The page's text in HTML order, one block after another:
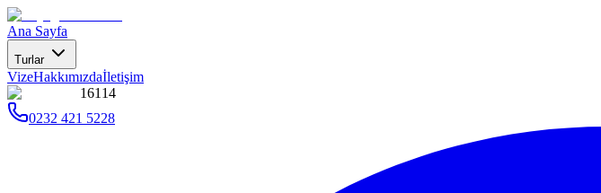
Ana Sayfa
Turlar
VizeHakkımızdaİletişim
16114
0232 421 5228